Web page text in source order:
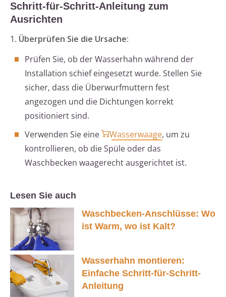
Schritt-für-Schritt-Anleitung zum
Ausrichten
1. Überprüfen Sie die Ursache:
Prüfen Sie, ob der Wasserhahn während der
Installation schief eingesetzt wurde. Stellen Sie
sicher, dass die Überwurfmuttern fest
angezogen und die Dichtungen korrekt
positioniert sind.
Verwenden Sie eine
Wasserwaage, um zu
kontrollieren, ob die Spüle oder das
Waschbecken waagerecht ausgerichtet ist.
Lesen Sie auch
Waschbecken-Anschlüsse: Wo
ist Warm, wo ist Kalt?
Wasserhahn montieren:
Einfache Schritt-für-Schritt-
Anleitung